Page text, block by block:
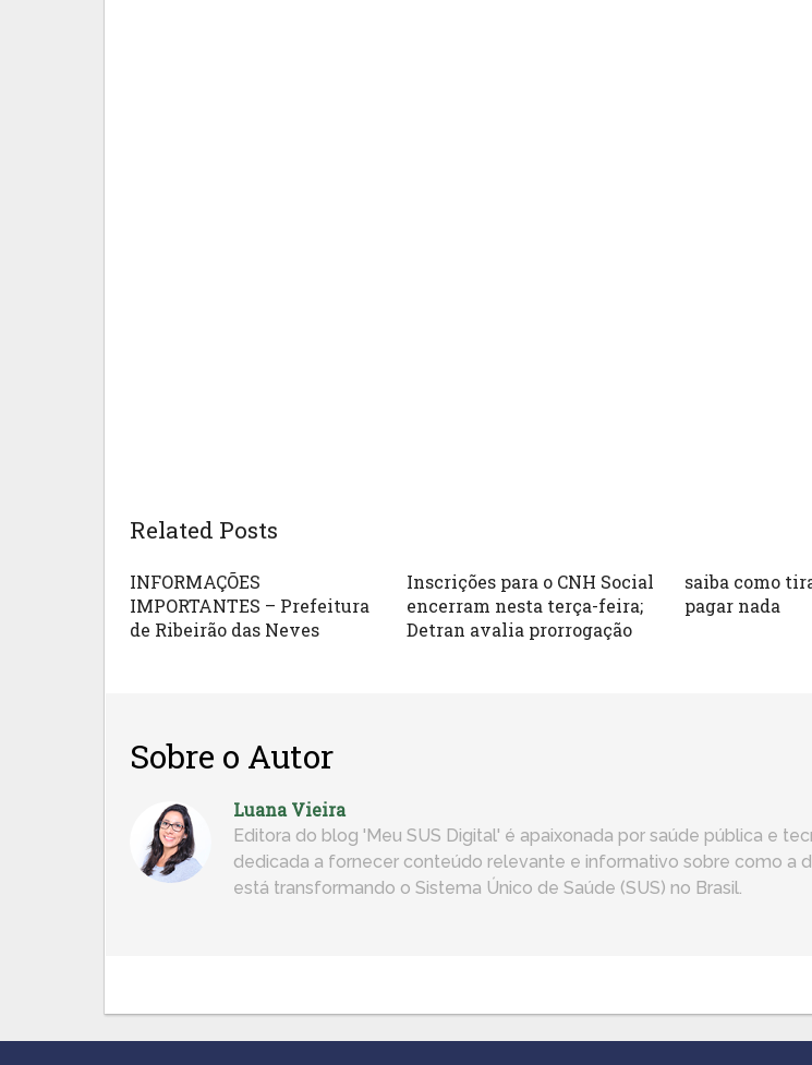
Related Posts
INFORMAÇÕES
IMPORTANTES – Prefeitura
de Ribeirão das Neves
Inscrições para o CNH Social
encerram nesta terça-feira;
Detran avalia prorrogação
saiba como
pagar nada
Sobre o Autor
Luana Vieira
Editora do blog 'Meu SUS Digital' é apaixonada por saúde pública e
dedicada a fornecer conteúdo relevante e informativo sobre como a
está transformando o Sistema Único de Saúde (SUS) no Brasil.